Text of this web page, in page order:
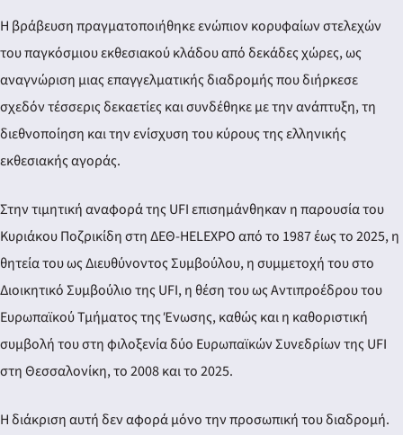
Η βράβευση πραγματοποιήθηκε ενώπιον κορυφαίων στελεχών
του παγκόσμιου εκθεσιακού κλάδου από δεκάδες χώρες, ως
αναγνώριση μιας επαγγελματικής διαδρομής που διήρκεσε
σχεδόν τέσσερις δεκαετίες και συνδέθηκε με την ανάπτυξη, τη
διεθνοποίηση και την ενίσχυση του κύρους της ελληνικής
εκθεσιακής αγοράς.
Στην τιμητική αναφορά της UFI επισημάνθηκαν η παρουσία του
Κυριάκου Ποζρικίδη στη ΔΕΘ-HELEXPO από το 1987 έως το 2025, η
θητεία του ως Διευθύνοντος Συμβούλου, η συμμετοχή του στο
Διοικητικό Συμβούλιο της UFI, η θέση του ως Αντιπροέδρου του
Ευρωπαϊκού Τμήματος της Ένωσης, καθώς και η καθοριστική
συμβολή του στη φιλοξενία δύο Ευρωπαϊκών Συνεδρίων της UFI
στη Θεσσαλονίκη, το 2008 και το 2025.
Η διάκριση αυτή δεν αφορά μόνο την προσωπική του διαδρομή.